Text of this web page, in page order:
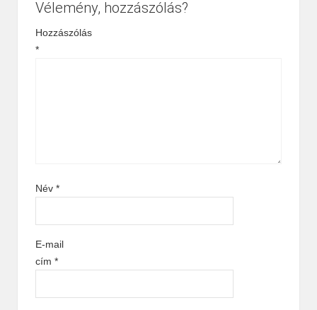
Vélemény, hozzászólás?
Hozzászólás
*
Név *
E-mail
cím *